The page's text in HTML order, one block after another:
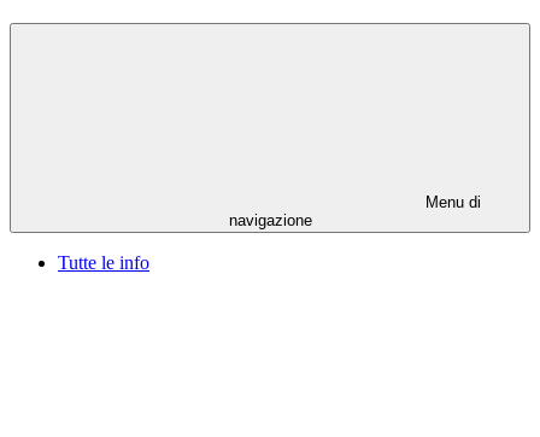
Menu di
navigazione
Tutte le info